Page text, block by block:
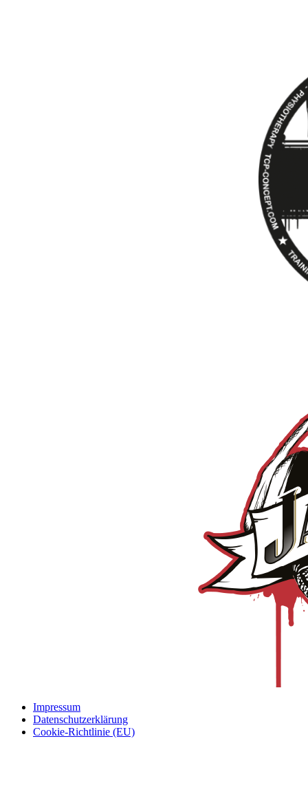
Impressum
Datenschutzerklärung
Cookie-Richtlinie (EU)